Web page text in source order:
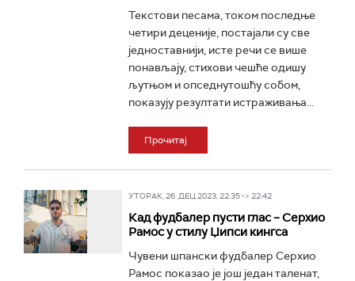
Текстови песама, током последње
четири деценије, постајали су све
једноставнији, исте речи се више
понављају, стихови чешће одишу
љутњом и опседнутошћу собом,
показују резултати истраживања...
Прочитај
УТОРАК, 26. ДЕЦ 2023, 22:35 -> 22:42
Кад фудбалер пусти глас – Серхио
Рамос у стилу Џипси кингса
Чувени шпански фудбалер Серхио
Рамос показао је још један таленат,